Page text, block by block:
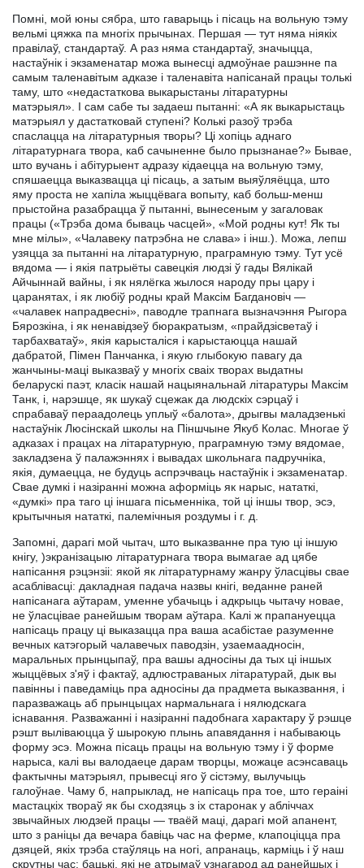
Помні, мой юны сябра, што гаварыць і пісаць на вольную тэму
вельмі цяжка па многіх прычынах. Першая — тут няма ніякіх
правілаў, стандартаў. А раз няма стандартаў, значыцца,
настаўнік і экзаменатар можа вынесці адмоўнае рашэнне па
самым таленавітым адказе і таленавіта напісанай працы толькі
таму, што «недастаткова выкарыстаны літаратурны
матэрыял». I сам сабе ты задаеш пытанні: «А як выкарыстаць
матэрыял у дастатковай ступені? Колькі разоў трэба
спаслацца на літаратурныя творы? Ці хопіць аднаго
літаратурнага твора, каб сачыненне было прызнанае?» Бывае,
што вучань і абітурыент адразу кідаецца на вольную тэму,
спяшаецца выказвацца ці пісаць, а затым выяўляёцца, што
яму проста не хапіла жыццёвага вопыту, каб больш-менш
прыстойна разабрацца ў пытанні, вынесеным у загаловак
працы («Трэба дома бываць часцей», «Мой родны кут! Як ты
мне мілы», «Чалавеку патрэбна не слава» і інш.). Можа, лепш
узяцца за пытанні на літаратурную, праграмную тэму. Тут усё
вядома — і якія патрыёты савецкія людзі ў гады Вялікай
Айчыннай вайны, і як нялёгка жылося народу пры цару і
царанятах, і як любіў родны край Максім Багдановіч —
«чалавек напрадвесні», паводле трапнага вызначэння Рыгора
Бярозкіна, і як ненавідзеў бюракратызм, «прайдзісветаў і
тарбахватаў», якія карысталіся і карыстаюцца нашай
дабратой, Пімен Панчанка, і якую глыбокую павагу да
жанчыны-маці выказваў у многіх сваіх творах выдатны
беларускі паэт, класік нашай нацыянальнай літаратуры Максім
Танк, і, нарэшце, як шукаў сцежак да людскіх сэрцаў і
спрабаваў пераадолець уплыў «балота», дрыгвы маладзенькі
настаўнік Люсінскай школы на Піншчыне Якуб Колас. Многае ў
адказах і працах на літаратурную, праграмную тэму вядомае,
закладзена ў палажэннях і вывадах школьнага падручніка,
якія, думаецца, не будуць аспрэчваць настаўнік і экзаменатар.
Свае думкі і назіранні можна аформіць як нарыс, нататкі,
«думкі» пра таго ці іншага пісьменніка, той ці іншы твор, эсэ,
крытычныя нататкі, палемічныя роздумы і г. д.
Запомні, дарагі мой чытач, што выказванне пра тую ці іншую
кнігу, )экранізацыю літаратурнага твора вымагае ад цябе
напісання рэцэнзіі: якой як літаратурнаму жанру ўласцівы свае
асаблівасці: дакладная падача назвы кнігі, веданне раней
напісанага аўтарам, уменне убачыць і адкрыць чытачу новае,
не ўласцівае ранейшым творам аўтара. Калі ж прапануецца
напісаць працу ці выказацца пра ваша асабістае разуменне
вечных катэгорый чалавечых паводзін, узаемаадносін,
маральных прынцыпаў, пра вашы адносіны да тых ці іншых
жыццёвых з'яў і фактаў, адлюстраваных літаратурай, дык вы
павінны і паведаміць пра адносіны да прадмета выказвання, і
паразважаць аб прынцыцах нармальнага і нялюдскага
існавання. Разважанні і назіранні падобнага характару ў рэшце
рэшт выліваюцца ў шырокую плынь апавядання і набываюць
форму эсэ. Можна пісаць працы на вольную тэму і ў форме
нарыса, калі вы валодаеце дарам творцы, можаце асэнсаваць
фактычны матэрыял, прывесці яго ў сістэму, вылучыць
галоўнае. Чаму б, напрыклад, не напісаць пра тое, што гераіні
мастацкіх твораў як бы сходзяць з іх старонак у абліччах
звычайных людзей працы — тваёй маці, дарагі мой апанент,
што з раніцы да вечара бавіць час на ферме, клапоціцца пра
дзяцей, якіх трэба стаўляць на ногі, апранаць, карміць і ў наш
скрутны час; бацькі, які не атрымаў узнагарод ад ранейшых і